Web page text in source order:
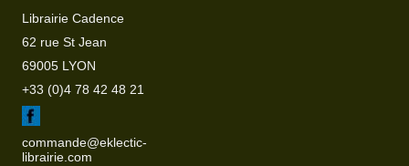
Librairie Cadence
62 rue St Jean
69005 LYON
+33 (0)4 78 42 48 21
commande@eklectic-
librairie.com